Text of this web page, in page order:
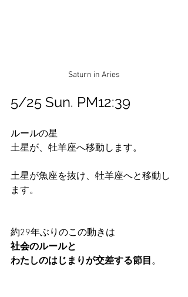
Saturn in Aries
5/25 Sun. PM12:39
ルールの星
土星が、牡羊座へ移動します。
土星が魚座を抜け、牡羊座へと移動し
ます。
約29年ぶりのこの動きは
社会のルールと
わたしのはじまりが交差する節目 。